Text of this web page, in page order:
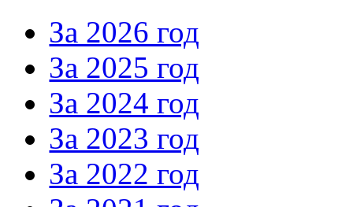
За 2026 год
За 2025 год
За 2024 год
За 2023 год
За 2022 год